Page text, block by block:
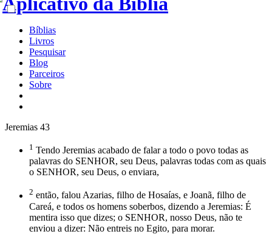
Bíblias
Livros
Pesquisar
Blog
Parceiros
Sobre
Jeremias 43
1 Tendo Jeremias acabado de falar a todo o povo todas as
palavras do SENHOR, seu Deus, palavras todas com as quais
o SENHOR, seu Deus, o enviara,
2 então, falou Azarias, filho de Hosaías, e Joanã, filho de
Careá, e todos os homens soberbos, dizendo a Jeremias: É
mentira isso que dizes; o SENHOR, nosso Deus, não te
enviou a dizer: Não entreis no Egito, para morar.